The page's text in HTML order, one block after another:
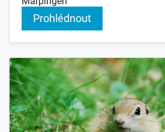
Prohlédnout